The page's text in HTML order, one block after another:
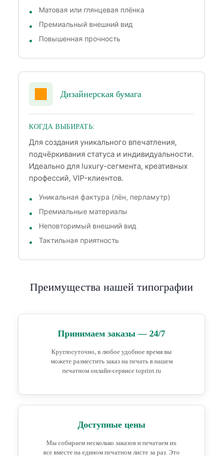
Матовая или глянцевая плёнка
Премиальный внешний вид
Повышенная прочность
Дизайнерская бумага
КОГДА ВЫБИРАТЬ:
Для создания уникального впечатления,
подчёркивания статуса и индивидуальности.
Идеально для luxury-сегмента, креативных
профессий, VIP-клиентов.
Уникальная фактура (лён, перламутр)
Премиальные материалы
Неповторимый внешний вид
Тактильная приятность
Преимущества нашей типографии
Принимаем заказы — 24/7
Круглосуточно, в любое удобное время вы
можете разместить заказ на печать в нашем
печатном онлайн-сервисе toprint.ru
Доступные цены
Мы собираем несколько заказов и печатаем их
все вместе на едином печатном листе за раз. Это